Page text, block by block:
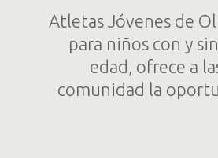
Atletas Jóvenes de
para niños con y
edad, ofrece a
comunidad la